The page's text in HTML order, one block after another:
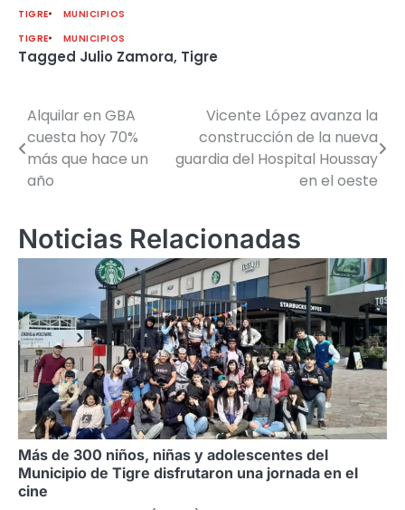
TIGRE
MUNICIPIOS
TIGRE
MUNICIPIOS
Tagged Julio Zamora, Tigre
Navegación
de
entradas
Alquilar en GBA
cuesta hoy 70%
más que hace un
año
Vicente López avanza la
construcción de la nueva
guardia del Hospital Houssay
en el oeste
Noticias Relacionadas
Más de 300 niños, niñas y adolescentes del
Municipio de Tigre disfrutaron una jornada en el
cine